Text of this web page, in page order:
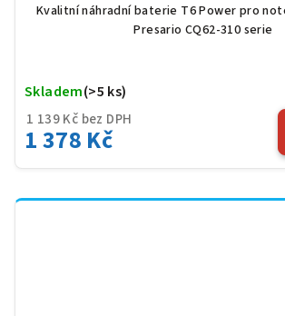
Kvalitní náhradní baterie T6 Power pro
Presario CQ62-310 serie
1 139 Kč bez DPH
1 378 Kč
Skladem(>5 ks)